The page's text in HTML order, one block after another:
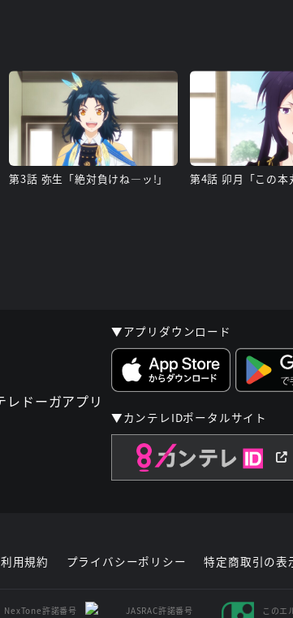
第3話 弥生「絶対負けね―ッ!」
▼アプリダウンロード
▼カンテレIDポータルサイト
利用規約 プライバシーポリシー 特定商取引の表
NexTone許諾番号 JASRAC許諾番号 このエ